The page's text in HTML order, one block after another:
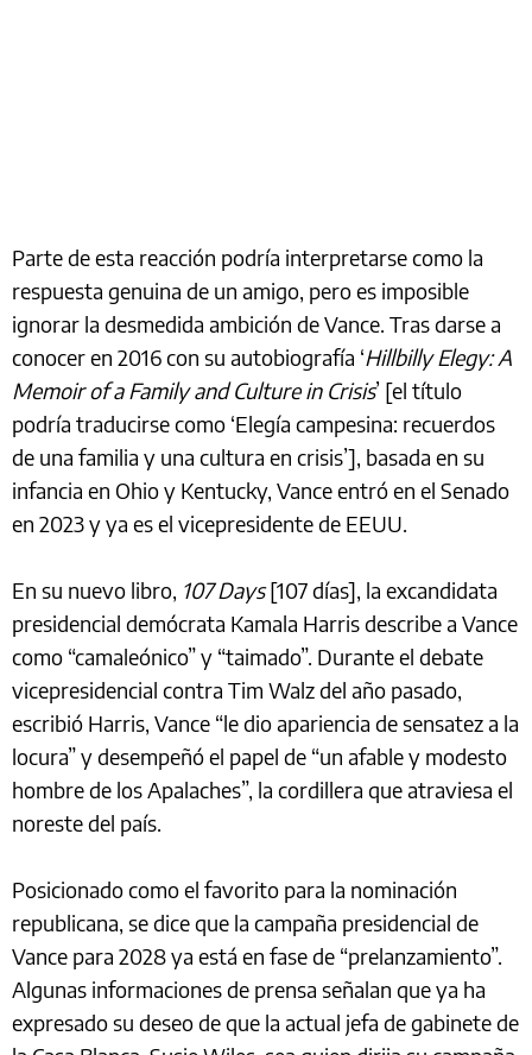
Parte de esta reacción podría interpretarse como la
respuesta genuina de un amigo, pero es imposible
ignorar la desmedida ambición de Vance. Tras darse a
conocer en 2016 con su autobiografía ‘Hillbilly Elegy: A
Memoir of a Family and Culture in Crisis’ [el título
podría traducirse como ‘Elegía campesina: recuerdos
de una familia y una cultura en crisis’], basada en su
infancia en Ohio y Kentucky, Vance entró en el Senado
en 2023 y ya es el vicepresidente de EEUU.
En su nuevo libro, 107 Days[107 días], la excandidata
presidencial demócrata Kamala Harris describe a Vance
como “camaleónico” y “taimado”. Durante el debate
vicepresidencial contra Tim Walz del año pasado,
escribió Harris, Vance “le dio apariencia de sensatez a la
locura” y desempeñó el papel de “un afable y modesto
hombre de los Apalaches”, la cordillera que atraviesa el
noreste del país.
Posicionado como el favorito para la nominación
republicana, se dice que la campaña presidencial de
Vance para 2028 ya está en fase de “prelanzamiento”.
Algunas informaciones de prensa señalan que ya ha
expresado su deseo de que la actual jefa de gabinete de